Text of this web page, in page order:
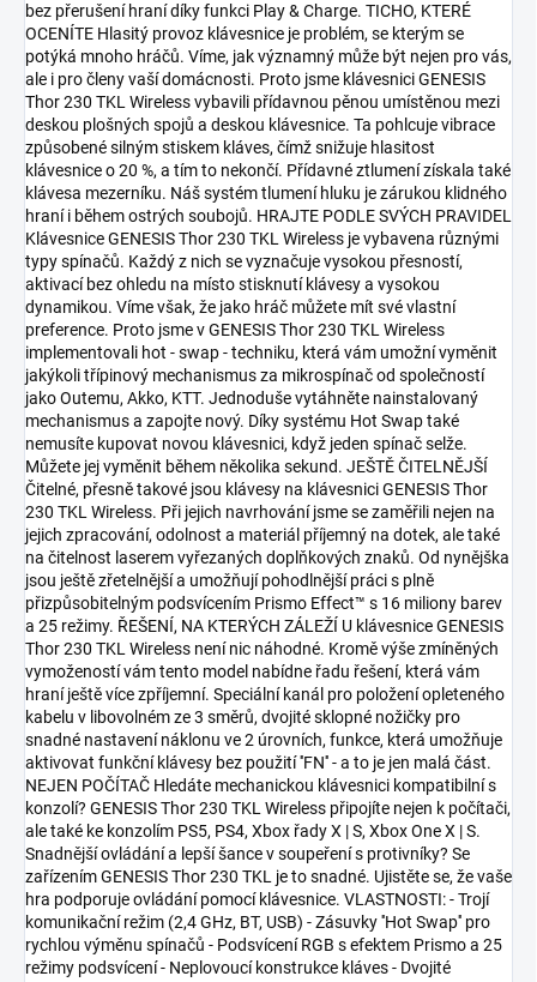
bez přerušení hraní díky funkci Play & Charge. TICHO, KTERÉ
OCENÍTE Hlasitý provoz klávesnice je problém, se kterým se
potýká mnoho hráčů. Víme, jak významný může být nejen pro vás,
ale i pro členy vaší domácnosti. Proto jsme klávesnici GENESIS
Thor 230 TKL Wireless vybavili přídavnou pěnou umístěnou mezi
deskou plošných spojů a deskou klávesnice. Ta pohlcuje vibrace
způsobené silným stiskem kláves, čímž snižuje hlasitost
klávesnice o 20 %, a tím to nekončí. Přídavné ztlumení získala také
klávesa mezerníku. Náš systém tlumení hluku je zárukou klidného
hraní i během ostrých soubojů. HRAJTE PODLE SVÝCH PRAVIDEL
Klávesnice GENESIS Thor 230 TKL Wireless je vybavena různými
typy spínačů. Každý z nich se vyznačuje vysokou přesností,
aktivací bez ohledu na místo stisknutí klávesy a vysokou
dynamikou. Víme však, že jako hráč můžete mít své vlastní
preference. Proto jsme v GENESIS Thor 230 TKL Wireless
implementovali hot - swap - techniku, která vám umožní vyměnit
jakýkoli třípinový mechanismus za mikrospínač od společností
jako Outemu, Akko, KTT. Jednoduše vytáhněte nainstalovaný
mechanismus a zapojte nový. Díky systému Hot Swap také
nemusíte kupovat novou klávesnici, když jeden spínač selže.
Můžete jej vyměnit během několika sekund. JEŠTĚ ČITELNĚJŠÍ
Čitelné, přesně takové jsou klávesy na klávesnici GENESIS Thor
230 TKL Wireless. Při jejich navrhování jsme se zaměřili nejen na
jejich zpracování, odolnost a materiál příjemný na dotek, ale také
na čitelnost laserem vyřezaných doplňkových znaků. Od nynějška
jsou ještě zřetelnější a umožňují pohodlnější práci s plně
přizpůsobitelným podsvícením Prismo Effect™ s 16 miliony barev
a 25 režimy. ŘEŠENÍ, NA KTERÝCH ZÁLEŽÍ U klávesnice GENESIS
Thor 230 TKL Wireless není nic náhodné. Kromě výše zmíněných
vymožeností vám tento model nabídne řadu řešení, která vám
hraní ještě více zpříjemní. Speciální kanál pro položení opleteného
kabelu v libovolném ze 3 směrů, dvojité sklopné nožičky pro
snadné nastavení náklonu ve 2 úrovních, funkce, která umožňuje
aktivovat funkční klávesy bez použití ''FN'' - a to je jen malá část.
NEJEN POČÍTAČ Hledáte mechanickou klávesnici kompatibilní s
konzolí? GENESIS Thor 230 TKL Wireless připojíte nejen k počítači,
ale také ke konzolím PS5, PS4, Xbox řady X | S, Xbox One X | S.
Snadnější ovládání a lepší šance v soupeření s protivníky? Se
zařízením GENESIS Thor 230 TKL je to snadné. Ujistěte se, že vaše
hra podporuje ovládání pomocí klávesnice. VLASTNOSTI: - Trojí
komunikační režim (2,4 GHz, BT, USB) - Zásuvky ''Hot Swap'' pro
rychlou výměnu spínačů - Podsvícení RGB s efektem Prismo a 25
režimy podsvícení - Neplovoucí konstrukce kláves - Dvojité